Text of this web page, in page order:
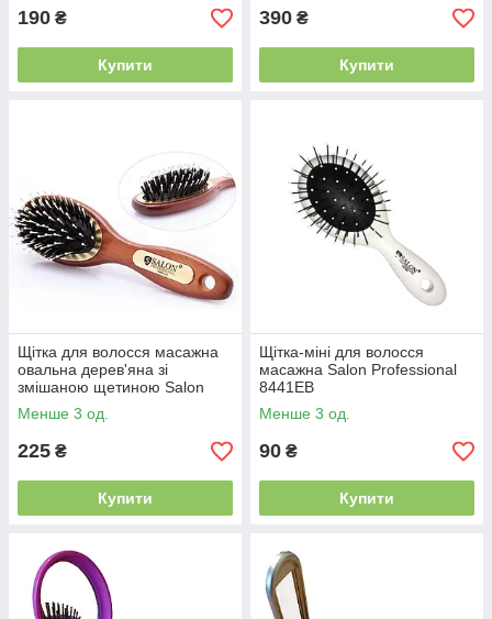
190 ₴
Купити
390 ₴
Купити
Щітка для волосся масажна
овальна дерев'яна зі
змішаною щетиною Salon
Professional 7696CLG
Менше 3 од.
225 ₴
Купити
Щітка-міні для волосся
масажна Salon Professional
8441EB
Менше 3 од.
90 ₴
Купити